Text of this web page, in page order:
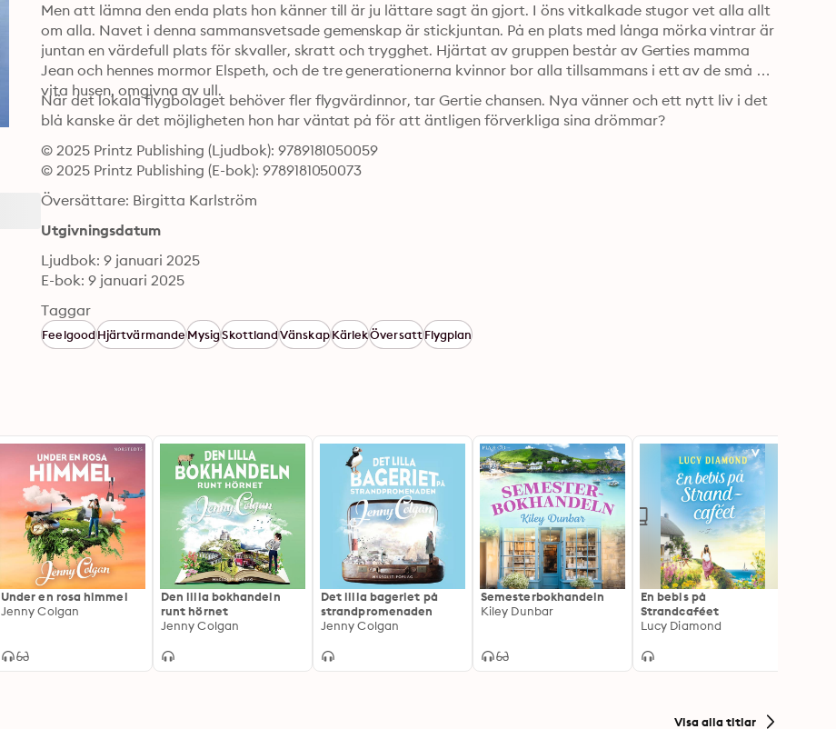
Men att lämna den enda plats hon känner till är ju lättare sagt än gjort. I öns vitkalkade stugor vet alla allt
om alla. Navet i denna sammansvetsade gemenskap är stickjuntan. På en plats med långa mörka vintrar är
juntan en värdefull plats för skvaller, skratt och trygghet. Hjärtat av gruppen består av Gerties mamma
Jean och hennes mormor Elspeth, och de tre generationerna kvinnor bor alla tillsammans i ett av de små
vita husen, omgivna av ull.
När det lokala flygbolaget behöver fler flygvärdinnor, tar Gertie chansen. Nya vänner och ett nytt liv i det
blå kanske är det möjligheten hon har väntat på för att äntligen förverkliga sina drömmar?
© 2025 Printz Publishing (Ljudbok): 9789181050059
© 2025 Printz Publishing (E-bok): 9789181050073
Översättare: Birgitta Karlström
Utgivningsdatum
Ljudbok: 9 januari 2025
E-bok: 9 januari 2025
Taggar
FeelgoodHjärtvärmandeMysigSkottlandVänskapKärlekÖversattFlygplan
Under en rosa himmel
Jenny Colgan
Den lilla bokhandeln
runt hörnet
Jenny Colgan
Det lilla bageriet på
strandpromenaden
Jenny Colgan
Semesterbokhandeln
Kiley Dunbar
En bebis på
Strandcaféet
Lucy Diamond
Visa alla titlar